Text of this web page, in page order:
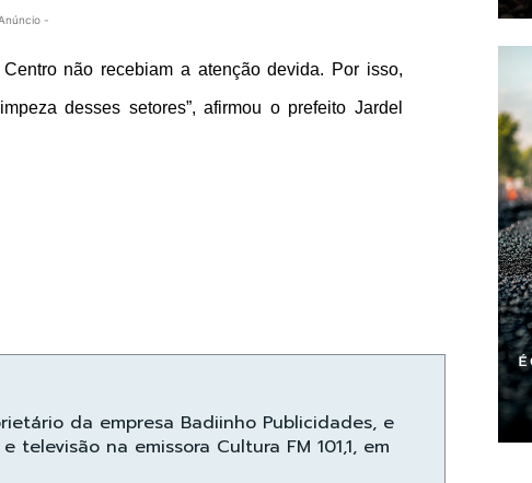
-
não recebiam a atenção devida. Por isso,
desses setores”, afirmou o prefeito Jardel
da empresa Badiinho Publicidades, e
na emissora Cultura FM 101,1, em